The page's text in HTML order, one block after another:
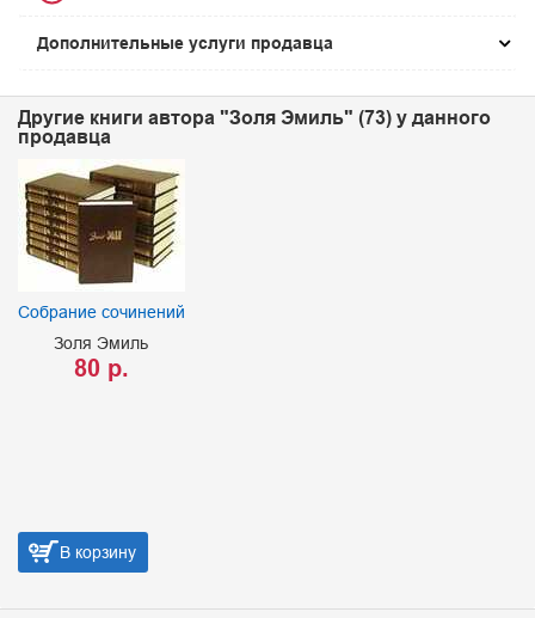
Дополнительные услуги продавца
Другие книги автора "Золя Эмиль" (73) у данного
продавца
Собрание сочинений
Золя Эмиль
80 р.
В корзину